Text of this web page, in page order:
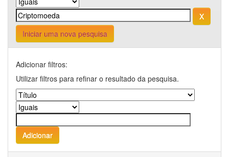
Iniciar uma nova pesquisa
Adicionar filtros:
Utilizar filtros para refinar o resultado da pesquisa.